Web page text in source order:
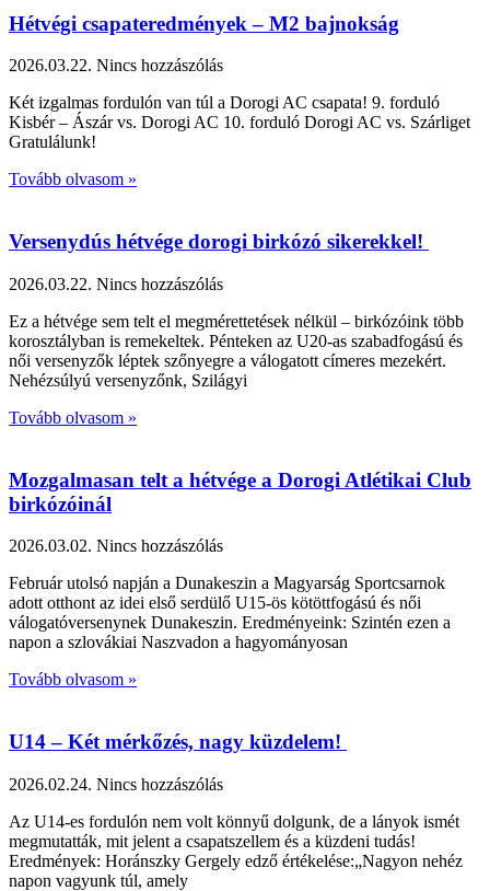
Hétvégi csapateredmények – M2 bajnokság
2026.03.22. Nincs hozzászólás
Két izgalmas fordulón van túl a Dorogi AC csapata! 9. forduló
Kisbér – Ászár vs. Dorogi AC 10. forduló Dorogi AC vs. Szárliget
Gratulálunk!
Tovább olvasom »
Versenydús hétvége dorogi birkózó sikerekkel!
2026.03.22. Nincs hozzászólás
Ez a hétvége sem telt el megmérettetések nélkül – birkózóink több
korosztályban is remekeltek. Pénteken az U20-as szabadfogású és
női versenyzők léptek szőnyegre a válogatott címeres mezekért.
Nehézsúlyú versenyzőnk, Szilágyi
Tovább olvasom »
Mozgalmasan telt a hétvége a Dorogi Atlétikai Club
birkózóinál
2026.03.02. Nincs hozzászólás
Február utolsó napján a Dunakeszin a Magyarság Sportcsarnok
adott otthont az idei első serdülő U15-ös kötöttfogású és női
válogatóversenynek Dunakeszin. Eredményeink: Szintén ezen a
napon a szlovákiai Naszvadon a hagyományosan
Tovább olvasom »
U14 – Két mérkőzés, nagy küzdelem!
2026.02.24. Nincs hozzászólás
Az U14-es fordulón nem volt könnyű dolgunk, de a lányok ismét
megmutatták, mit jelent a csapatszellem és a küzdeni tudás!
Eredmények: Horánszky Gergely edző értékelése:„Nagyon nehéz
napon vagyunk túl, amely